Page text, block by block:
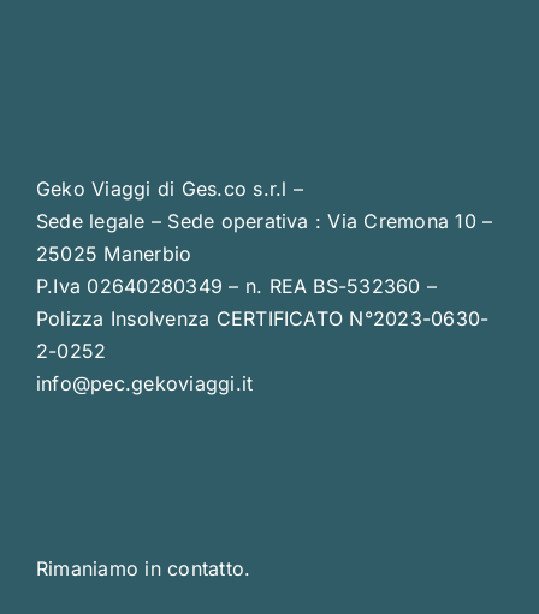
Geko Viaggi di Ges.co s.r.l –
Sede legale – Sede operativa : Via Cremona 10 –
25025 Manerbio
P.Iva 02640280349 – n. REA BS-532360 –
Polizza Insolvenza CERTIFICATO N°2023-0630-
2-0252
info@pec.gekoviaggi.it
Rimaniamo in contatto.